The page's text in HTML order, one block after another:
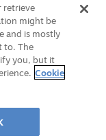
retrieve
might be
and is mostly
to. The
you, but it
Cookie